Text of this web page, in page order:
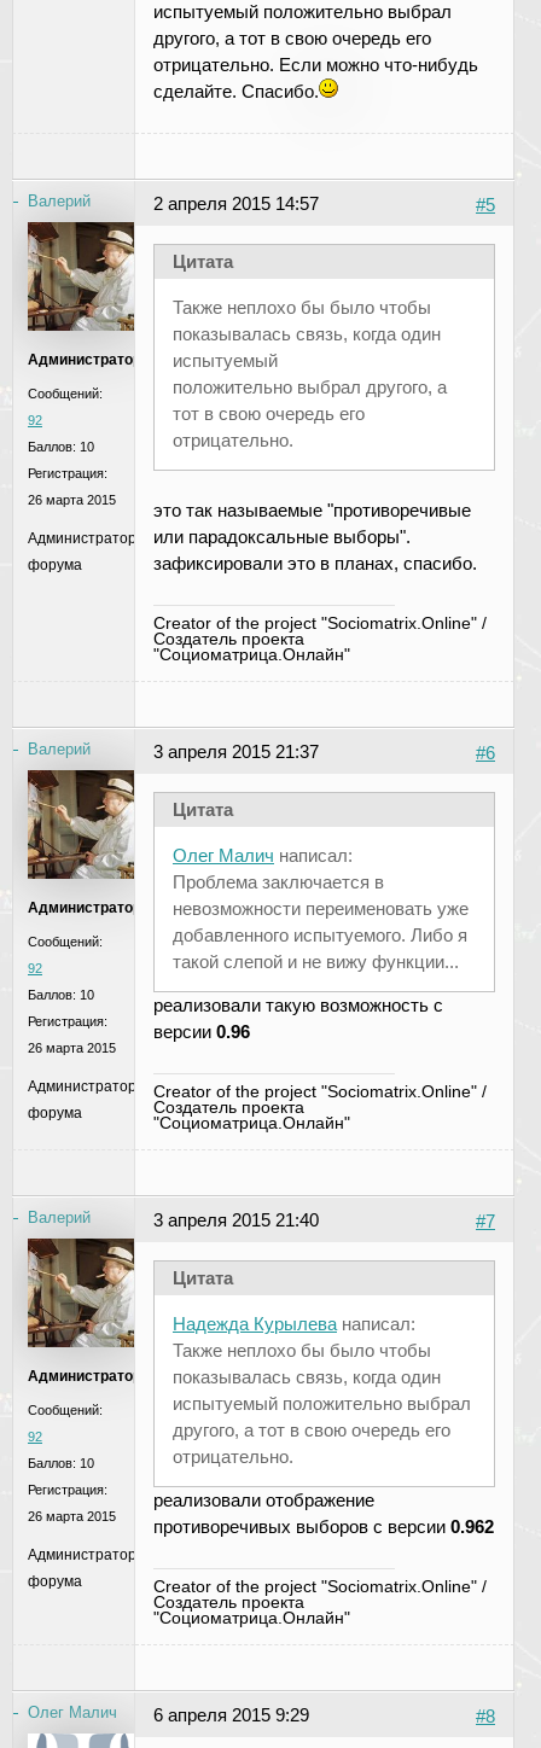
испытуемый положительно выбрал
другого, а тот в свою очередь его
отрицательно. Если можно что-нибудь
сделайте. Спасибо.
Валерий
Администратор
Сообщений:
92
Баллов: 10
Регистрация:
26 марта 2015
Администратор
форума
#5
2 апреля 2015 14:57
Цитата
Также неплохо бы было чтобы
показывалась связь, когда один
испытуемый
положительно выбрал другого, а
тот в свою очередь его
отрицательно.
это так называемые "противоречивые
или парадоксальные выборы".
зафиксировали это в планах, спасибо.
Creator of the project "Sociomatrix.Online" /
Создатель проекта
"Социоматрица.Онлайн"
Валерий
Администратор
Сообщений:
92
Баллов: 10
Регистрация:
26 марта 2015
Администратор
форума
#6
3 апреля 2015 21:37
Цитата
Олег Малич написал:
Проблема заключается в
невозможности переименовать уже
добавленного испытуемого. Либо я
такой слепой и не вижу функции...
реализовали такую возможность с
версии 0.96
Creator of the project "Sociomatrix.Online" /
Создатель проекта
"Социоматрица.Онлайн"
Валерий
Администратор
Сообщений:
92
Баллов: 10
Регистрация:
26 марта 2015
Администратор
форума
#7
3 апреля 2015 21:40
Цитата
Надежда Курылева написал:
Также неплохо бы было чтобы
показывалась связь, когда один
испытуемый положительно выбрал
другого, а тот в свою очередь его
отрицательно.
реализовали отображение
противоречивых выборов с версии 0.962
Creator of the project "Sociomatrix.Online" /
Создатель проекта
"Социоматрица.Онлайн"
Олег Малич #8
6 апреля 2015 9:29